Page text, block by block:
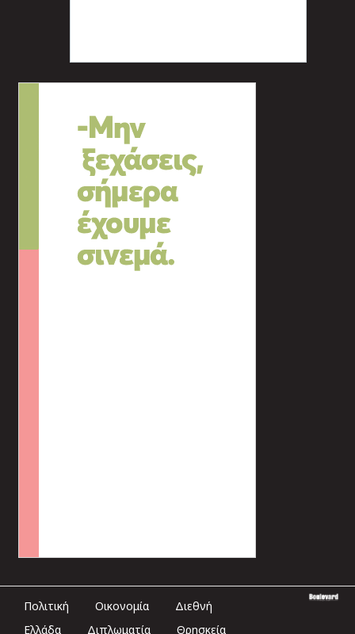
Πολιτική Οικονομία
Διεθνή
Ελλάδα
Διπλωματία Θρησκεία